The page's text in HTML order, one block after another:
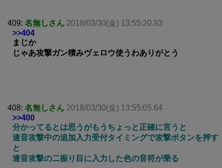
409: 名無しさん 2018/03/30(金) 13:55:20.93
>>404
まじか
じゃあ攻撃ガン積みヴェロウ使うわありがとう
408: 名無しさん 2018/03/30(金) 13:55:05.64
>>400
分かってるとは思うがもうちょっと正確に言うと
連音攻撃中の追加入力受付タイミングで攻撃ボタンを押す
と
連音攻撃の二振り目に入力した色の音符が乗る